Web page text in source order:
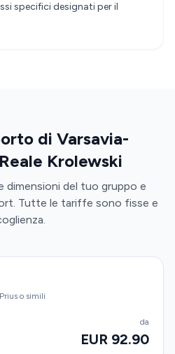
specifici designati per il
di Varsavia-
Krolewski
dimensioni del tuo gruppo e
Tutte le tariffe sono fisse e
o simili
da
EUR 92.90